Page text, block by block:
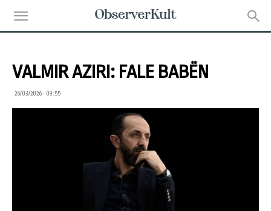
VALMIR AZIRI: FALE BABËN
26/03/2026 • 09:55